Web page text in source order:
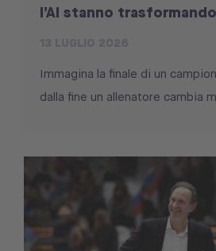
l’AI stanno
Immagina la finale di un
dalla fine un allenatore cambia